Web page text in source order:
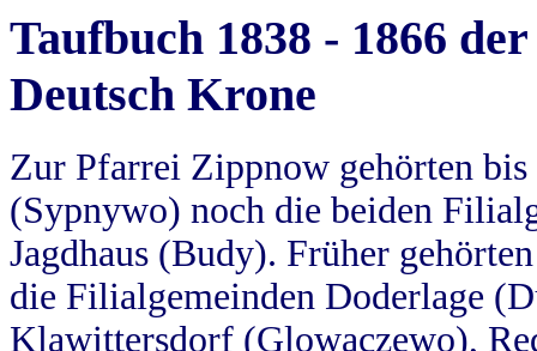
Taufbuch 1838 - 1866
Deutsch Krone
Zur Pfarrei Zippnow gehörten
(Sypnywo) noch die beiden
Jagdhaus (Budy). Früher
die Filialgemeinden Doderlage
Klawittersdorf (Glowaczewo),